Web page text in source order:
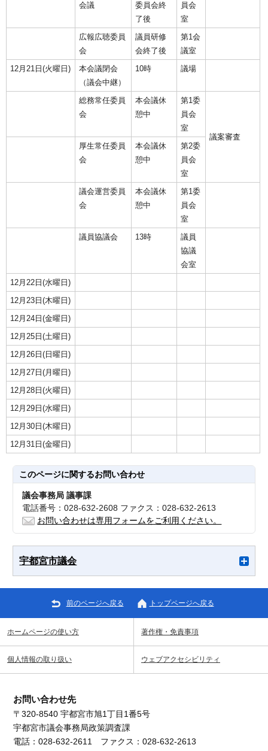
会議
委員会終
了後
員会
室
広報広聴委員
会
議員研修
会終了後
第1会
議室
12月21日(火曜日)
本会議閉会
（議会中継）
10時 議場
総務常任委員
会
本会議休
憩中
第1委
員会
室
議案審査
厚生常任委員
会
本会議休
憩中
第2委
員会
室
議会運営委員
会
本会議休
憩中
第1委
員会
室
議員協議会
13時
議員
協議
会室
12月22日(水曜日)
12月23日(木曜日)
12月24日(金曜日)
12月25日(土曜日)
12月26日(日曜日)
12月27日(月曜日)
12月28日(火曜日)
12月29日(水曜日)
12月30日(木曜日)
12月31日(金曜日)
このページに関するお問い合わせ
議会事務局 議事課
電話番号：028-632-2608 ファクス：028-632-2613
お問い合わせは専用フォームをご利用ください。
宇都宮市議会
前のページへ戻る トップページへ戻る
ホームページの使い方 著作権・免責事項
個人情報の取り扱い ウェブアクセシビリティ
お問い合わせ先
〒320-8540 宇都宮市旭1丁目1番5号
宇都宮市議会事務局政策調査課
電話：028-632-2611 ファクス：028-632-2613